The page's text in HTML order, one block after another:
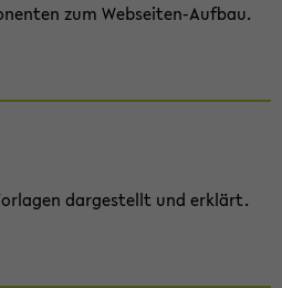
zum Webseiten-​Aufbau.
dar­ge­stellt und er­klärt.